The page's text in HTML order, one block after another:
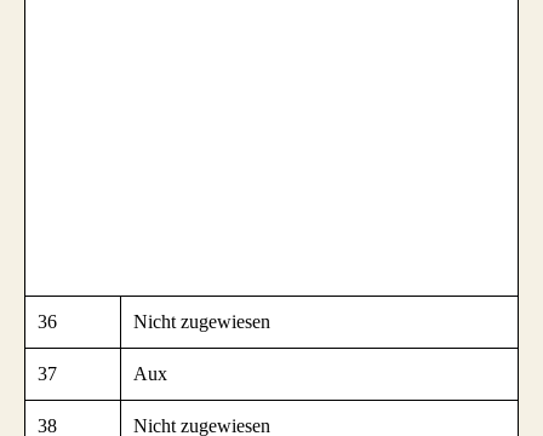
36 Nicht zugewiesen
37 Aux
38 Nicht zugewiesen